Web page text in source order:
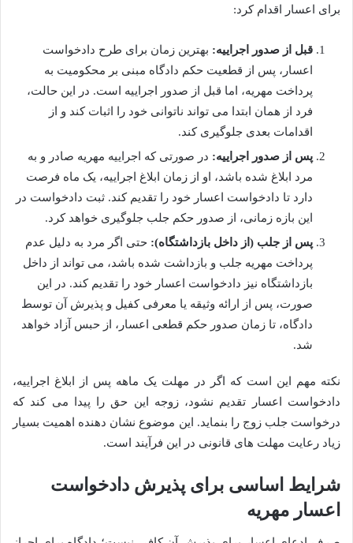
برای اعسار اقدام کرد:
قبل از صدور اجراییه: بهترین زمان برای طرح دادخواست
اعسار، پس از قطعیت حکم دادگاه مبنی بر محکومیت به
پرداخت مهریه، اما قبل از صدور اجراییه است. در این حالت،
فرد از همان ابتدا می تواند ناتوانی خود را اثبات کند و از
اقدامات بعدی جلوگیری کند.
پس از صدور اجراییه: در صورتی که اجراییه مهریه صادر و به
مرد ابلاغ شده باشد، او از زمان ابلاغ اجراییه، یک ماه فرصت
دارد تا دادخواست اعسار خود را تقدیم کند. ثبت دادخواست در
این بازه زمانی، از صدور حکم جلب جلوگیری خواهد کرد.
پس از جلب (از داخل بازداشتگاه): حتی اگر مرد به دلیل عدم
پرداخت مهریه جلب و بازداشت شده باشد، می تواند از داخل
بازداشتگاه نیز دادخواست اعسار خود را تقدیم کند. در این
صورت، پس از ارائه وثیقه یا معرفی کفیل و پذیرش آن توسط
دادگاه، تا زمان صدور حکم قطعی اعسار، از حبس آزاد خواهد
شد.
نکته مهم این است که اگر در مهلت یک ماهه پس از ابلاغ اجراییه،
دادخواست اعسار تقدیم نشود، زوجه این حق را پیدا می کند که
درخواست جلب زوج را بنماید. این موضوع نشان دهنده اهمیت بسیار
زیاد رعایت مهلت های قانونی در این فرآیند است.
شرایط اساسی برای پذیرش دادخواست
اعسار مهریه